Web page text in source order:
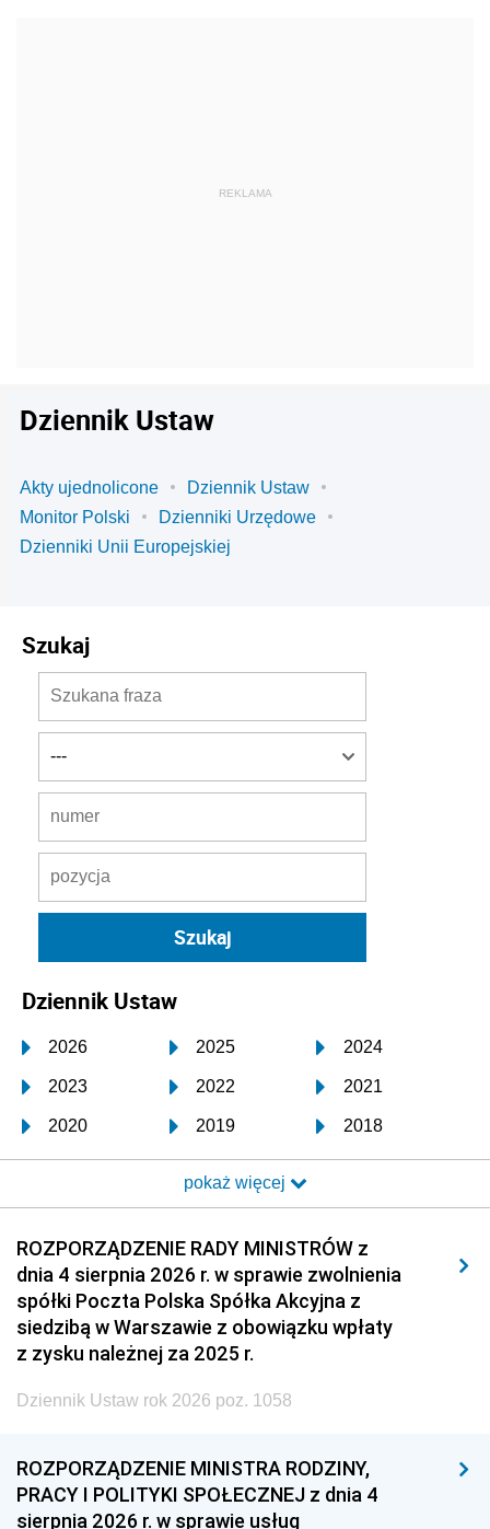
Dziennik Ustaw
Akty ujednolicone
Dziennik Ustaw
Monitor Polski
Dzienniki Urzędowe
Dzienniki Unii Europejskiej
Szukaj
Dziennik Ustaw
2026 2025 2024
2023 2022 2021
2020 2019 2018
2017 2016 2015
2014 2013 2012
2011 2010 2009
2008 2007 2006
2005 2004 2003
2002 2001
1999 1998
1993 1992 1991
1990 1989
pokaż więcej
ROZPORZĄDZENIE RADY MINISTRÓW z
dnia 4 sierpnia 2026 r. w sprawie zwolnienia
spółki Poczta Polska Spółka Akcyjna z
siedzibą w Warszawie z obowiązku wpłaty
z zysku należnej za 2025 r.
Dziennik Ustaw rok 2026 poz. 1058
ROZPORZĄDZENIE MINISTRA RODZINY,
PRACY I POLITYKI SPOŁECZNEJ z dnia 4
sierpnia 2026 r. w sprawie usług